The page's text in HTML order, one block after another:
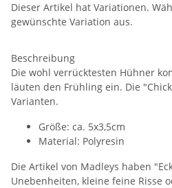
Dieser Artikel hat Variationen.
gewünschte Variation aus.
Beschreibung
Die wohl verrücktesten Hühner
läuten den Frühling ein. Die
Varianten.
Größe: ca. 5x3,5cm
Material: Polyresin
Die Artikel von Madleys haben
Unebenheiten, kleine feine Risse